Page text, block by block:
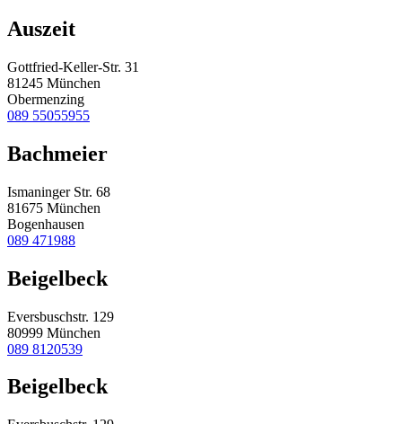
Auszeit
Gottfried-Keller-Str. 31
81245 München
Obermenzing
089 55055955
Bachmeier
Ismaninger Str. 68
81675 München
Bogenhausen
089 471988
Beigelbeck
Eversbuschstr. 129
80999 München
089 8120539
Beigelbeck